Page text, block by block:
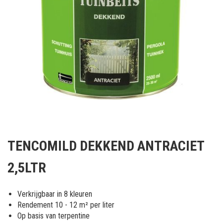
van
afbeeldingen-
gallerij
TENCOMILD DEKKEND ANTRACIET
2,5LTR
Verkrijgbaar in 8 kleuren
Rendement 10 - 12 m² per liter
Op basis van terpentine